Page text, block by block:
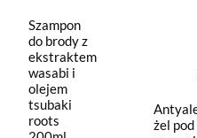
Szampon
do brody z
ekstraktem
wasabi i
olejem
tsubaki
roots
żel pod